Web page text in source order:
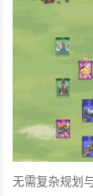
无需复杂规划